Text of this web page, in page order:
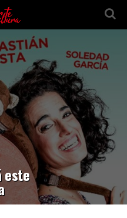
este